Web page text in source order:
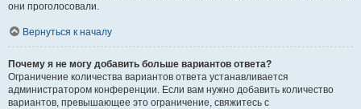
они проголосовали.
Вернуться к началу
Почему я не могу добавить больше вариантов ответа?
Ограничение количества вариантов ответа устанавливается
администратором конференции. Если вам нужно добавить количество
вариантов, превышающее это ограничение, свяжитесь с